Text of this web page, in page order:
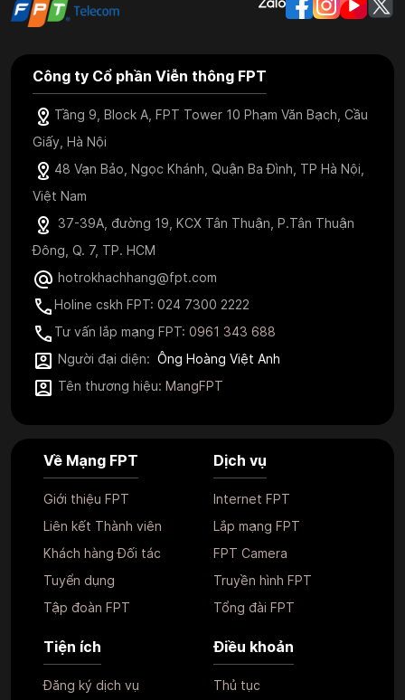
Công ty Cổ phần Viễn thông FPT
Tầng 9, Block A, FPT Tower 10 Phạm Văn Bạch, Cầu
Giấy, Hà Nội
48 Vạn Bảo, Ngọc Khánh, Quận Ba Đình, TP Hà Nội,
Việt Nam
37-39A, đường 19, KCX Tân Thuận, P.Tân Thuận
Đông, Q. 7, TP. HCM
hotrokhachhang@fpt.com
Holine cskh FPT: 024 7300 2222
Tư vấn lắp mạng FPT: 0961 343 688
Người đại diện: Ông Hoàng Việt Anh
Tên thương hiệu: MangFPT
Về Mạng FPT
Giới thiệu FPT
Liên kết Thành viên
Khách hàng Đối tác
Tuyển dụng
Tập đoàn FPT
Dịch vụ
Internet FPT
Lắp mạng FPT
FPT Camera
Truyền hình FPT
Tổng đài FPT
Tiện ích
Đăng ký dịch vụ
Điều khoản
Thủ tục